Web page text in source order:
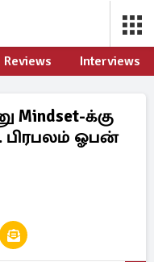
Reviews Interviews
Mindset-க்கு
பிரபலம் ஓபன்